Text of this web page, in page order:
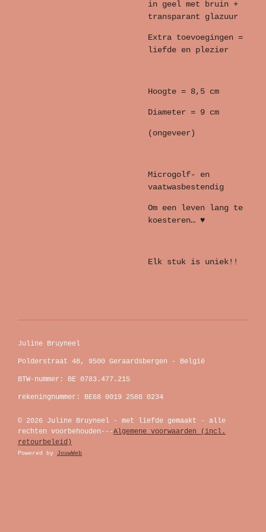
in geel met bruin +
transparant glazuur
Extra toevoegingen =
liefde en plezier
Hoogte = 8,5 cm
Diameter = 9 cm
(ongeveer)
Microgolf- en
vaatwasbestendig
Om een leven lang te
koesteren… ♥
Elk stuk is uniek!!
Juline Bruyneel
Polderstraat 48, 9500 Geraardsbergen - België
BTW-nummer: BE 0783.477.215
rekeningnummer: BE68 0019 2588 0234
© 2026 Juline Bruyneel - met liefde gemaakt - alle
rechten voorbehouden---Algemene voorwaarden (incl.
retourbeleid)
Powered by JouwWeb